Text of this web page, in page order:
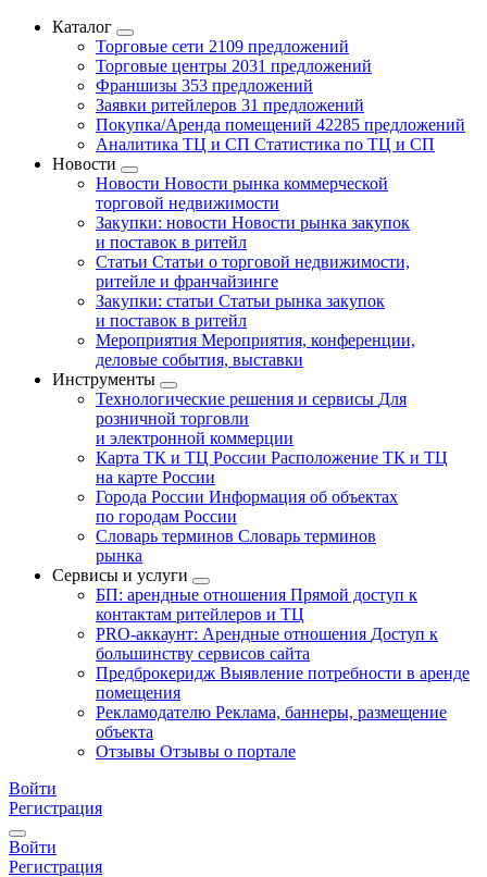
Каталог
Торговые сети 2109 предложений
Торговые центры 2031 предложений
Франшизы 353 предложений
Заявки ритейлеров 31 предложений
Покупка/Аренда помещений 42285 предложений
Аналитика ТЦ и СП Статистика по ТЦ и СП
Новости
Новости Новости рынка коммерческой
торговой недвижимости
Закупки: новости Новости рынка закупок
и поставок в ритейл
Статьи Статьи о торговой недвижимости,
ритейле и франчайзинге
Закупки: статьи Статьи рынка закупок
и поставок в ритейл
Мероприятия Мероприятия, конференции,
деловые события, выставки
Инструменты
Технологические решения и сервисы Для
розничной торговли
и электронной коммерции
Карта ТК и ТЦ России Расположение ТК и ТЦ
на карте России
Города России Информация об объектах
по городам России
Словарь терминов Словарь терминов
рынка
Сервисы и услуги
БП: арендные отношения Прямой доступ к
контактам ритейлеров и ТЦ
PRO-аккаунт: Арендные отношения Доступ к
большинству сервисов сайта
Предброкеридж Выявление потребности в аренде
помещения
Рекламодателю Реклама, баннеры, размещение
объекта
Отзывы Отзывы о портале
Войти
Регистрация
Войти
Регистрация